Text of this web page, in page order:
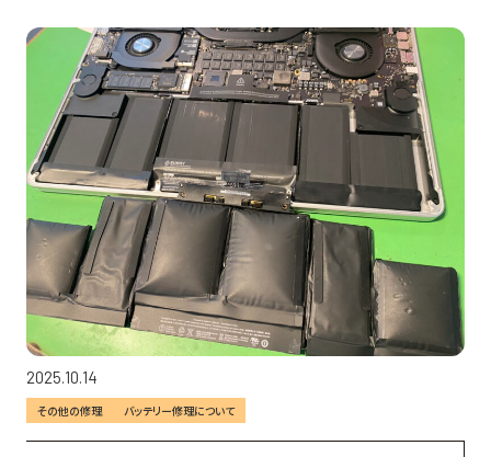
2025.10.14
その他の修理 バッテリー修理について